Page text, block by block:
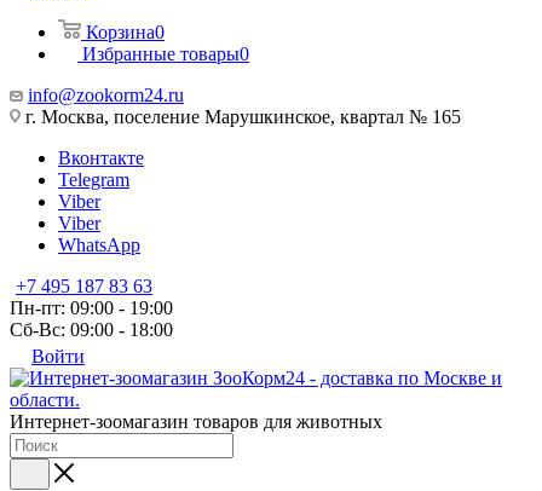
Корзина0
Избранные товары0
info@zookorm24.ru
г. Москва, поселение Марушкинское, квартал № 165
Вконтакте
Telegram
Viber
Viber
WhatsApp
+7 495 187 83 63
Пн-пт: 09:00 - 19:00
Сб-Вс: 09:00 - 18:00
Войти
Интернет-зоомагазин товаров для животных